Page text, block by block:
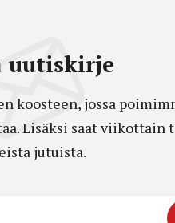
uutiskirje
koosteen, jossa
Lisäksi saat viikottain
jutuista.